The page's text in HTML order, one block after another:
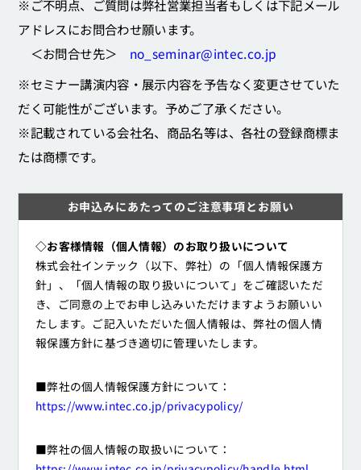
※ご不明点、ご質問は弊社営業担当者もしくは下記メール
アドレスにお問合わせ願います。
＜お問合せ先＞
no_seminar@intec.co.jp
※セミナー講演内容・展示内容を予告なく変更させていた
だく可能性がございます。予めご了承ください。
※記載されている会社名、商品名等は、各社の登録商標ま
たは商標です。
お申込みにあたってのご注意事項とお願い
◇お客様情報（個人情報）のお取り扱いについて
株式会社インテック（以下、弊社）の「個人情報保護方
針」、「個人情報の取り扱いについて」をご確認いただ
き、ご同意の上でお申し込みいただけますようお願いい
たします。ご記入いただいた個人情報は、弊社の個人情
報保護方針に基づき適切に管理いたします。
■弊社の個人情報保護方針について：
https://www.intec.co.jp/privacypolicy/
■弊社の個人情報の取扱いについて：